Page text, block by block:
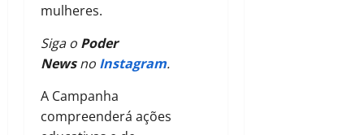
mulheres.
Siga o Poder
Newsno Instagram.
A Campanha
compreenderá ações